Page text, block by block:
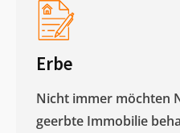
Erbe
Nicht immer möchten
geerbte Immobilie